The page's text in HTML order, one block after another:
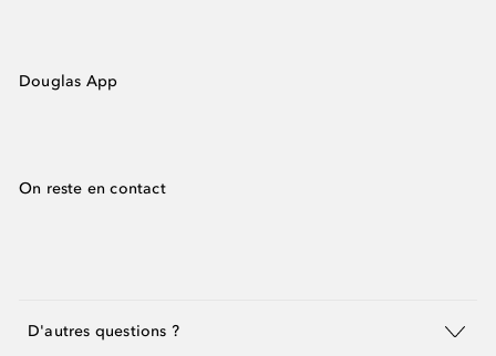
Douglas App
On reste en contact
D'autres questions ?